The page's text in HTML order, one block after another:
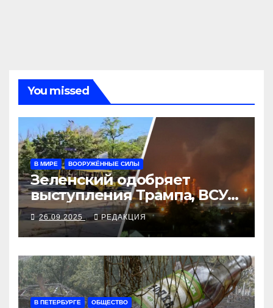
You missed
В МИРЕ ВООРУЖЁННЫЕ СИЛЫ
Зеленский одобряет
выступления Трампа, ВСУ
закрыли Добропольский
рубеж
26.09.2025 РЕДАКЦИЯ
В ПЕТЕРБУРГЕ ОБЩЕСТВО